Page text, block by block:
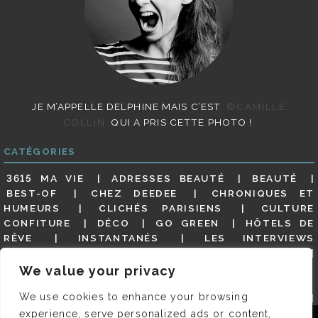
We value your privacy
We use cookies to enhance your browsing
experience, serve personalized ads or content,
JE M’APPELLE DELPHINE MAIS C’EST
©CAMILLE
COLLIN
QUI A PRIS CETTE PHOTO !
CATÉGORIES
3615 MA VIE ADRESSES BEAUTÉ
BEAUTÉ
BEST-OF
CHEZ DEEDEE
CHRONIQUES ET
HUMEURS
CLICHÉS PARISIENS
CULTURE
CONFITURE
DÉCO GO GREEN
HÔTELS DE
RÊVE
INSTANTANÉS
LES INTERVIEWS
MES ADRESSES
MODE NON CLASSÉ
GUIDE
PARIS EN PHOTOS
RESTAURANTS
REVUE DE PRESSE DÉTAILLÉE, SIOU PLAIT